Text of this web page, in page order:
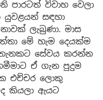
පාරටත් විවාහ වෙලා
සඳහා
ලැබුණා. මාස
මේ හැම දෙයක්ම
සේවය කරන්න
ඒ ගැන පුදුම
එච්චර ලොකු
කියලා ඇයට